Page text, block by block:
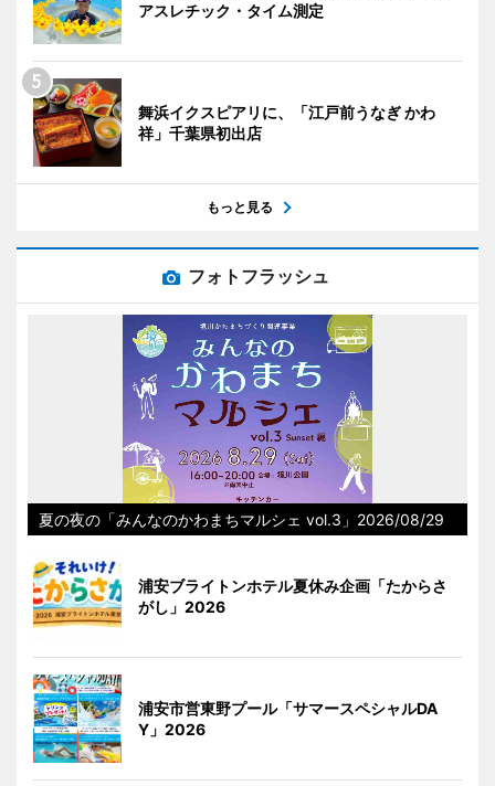
アスレチック・タイム測定
舞浜イクスピアリに、「江戸前うなぎ かわ
祥」千葉県初出店
もっと見る
フォトフラッシュ
夏の夜の「みんなのかわまちマルシェ vol.3」2026/08/29
浦安ブライトンホテル夏休み企画「たからさ
がし」2026
浦安市営東野プール「サマースペシャルDA
Y」2026